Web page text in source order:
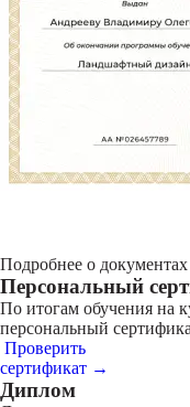
Подробнее о документах
Персональный
По итогам обучения на
персональный
Проверить
сертификат →
Диплом